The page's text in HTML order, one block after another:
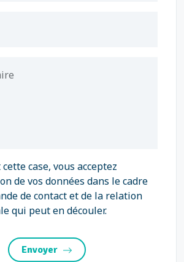
cette case, vous acceptez
de vos données dans le cadre
de contact et de la relation
qui peut en découler.
Envoyer